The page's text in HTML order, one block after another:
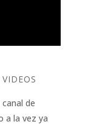
VIDEOS
de
a la vez ya